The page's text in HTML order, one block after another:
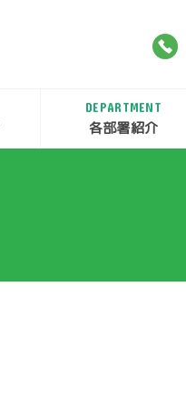
DEPARTMENT
各部署紹介